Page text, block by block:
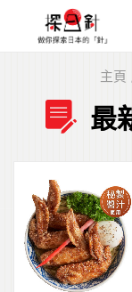
四國
人氣目的地
本地情報
東瀛特集
旅遊商品
主頁
最